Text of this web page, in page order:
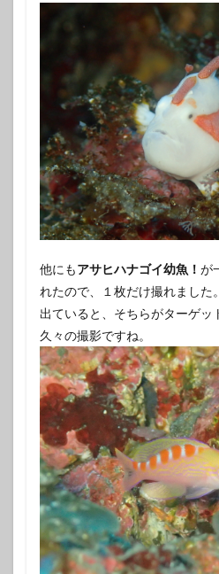
他にもアサヒハナゴイ幼魚！ が
れたので、１枚だけ撮れました
出ていると、そちらがターゲッ
久々の撮影ですね。